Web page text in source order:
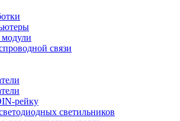
связи
рейку
светильников